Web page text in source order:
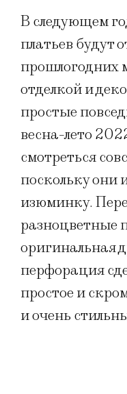
В следующем
платьев будут
прошлогодних
отделкой и
простые
весна-лето
смотреться
поскольку они
изюминку.
разноцветные
оригинальная
перфорация
простое и
и очень